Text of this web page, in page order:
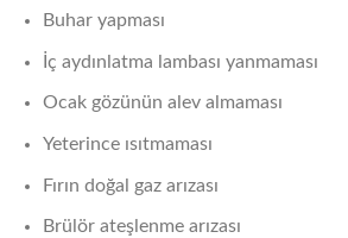
Buhar yapması
İç aydınlatma lambası yanmaması
Ocak gözünün alev almaması
Yeterince ısıtmaması
Fırın doğal gaz arızası
Brülör ateşlenme arızası